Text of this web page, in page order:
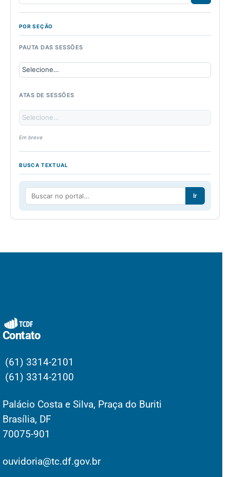
POR SEÇÃO
PAUTA DAS SESSÕES
ATAS DE SESSÕES
Em breve
BUSCA TEXTUAL
Ir
Contato
(61) 3314-2101
(61) 3314-2100
Palácio Costa e Silva, Praça do Buriti
Brasília, DF
70075-901
ouvidoria@tc.df.gov.br